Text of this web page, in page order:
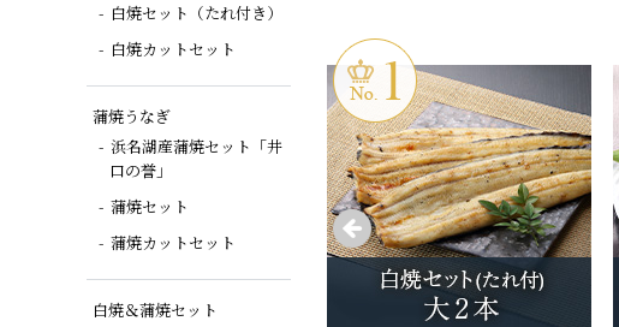
白焼セット（たれ付き）
白焼カットセット
蒲焼うなぎ
浜名湖産蒲焼セット「井
口の誉」
蒲焼セット
蒲焼カットセット
白焼＆蒲焼セット